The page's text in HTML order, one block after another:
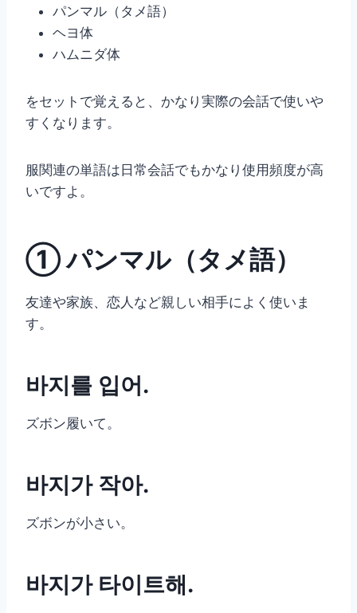
パンマル（タメ語）
ヘヨ体
ハムニダ体
をセットで覚えると、かなり実際の会話で使いや
すくなります。
服関連の単語は日常会話でもかなり使用頻度が高
いですよ。
① パンマル（タメ語）
友達や家族、恋人など親しい相手によく使いま
す。
바지를 입어.
ズボン履いて。
바지가 작아.
ズボンが小さい。
바지가 타이트해.